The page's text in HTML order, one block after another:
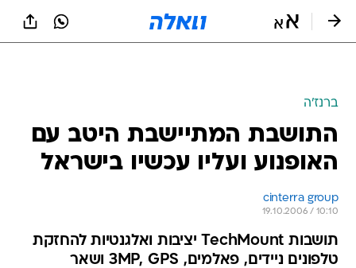
ברנז'ה
התושבת המתיישבת היטב עם
האופנוע ועליו עכשיו בישראל
cinterra group
19.10.2006 / 10:10
תושבות TechMount יציבות ואלגנטיות להחזקת
טלפונים ניידים, פאלמים, 3MP, GPS ושאר